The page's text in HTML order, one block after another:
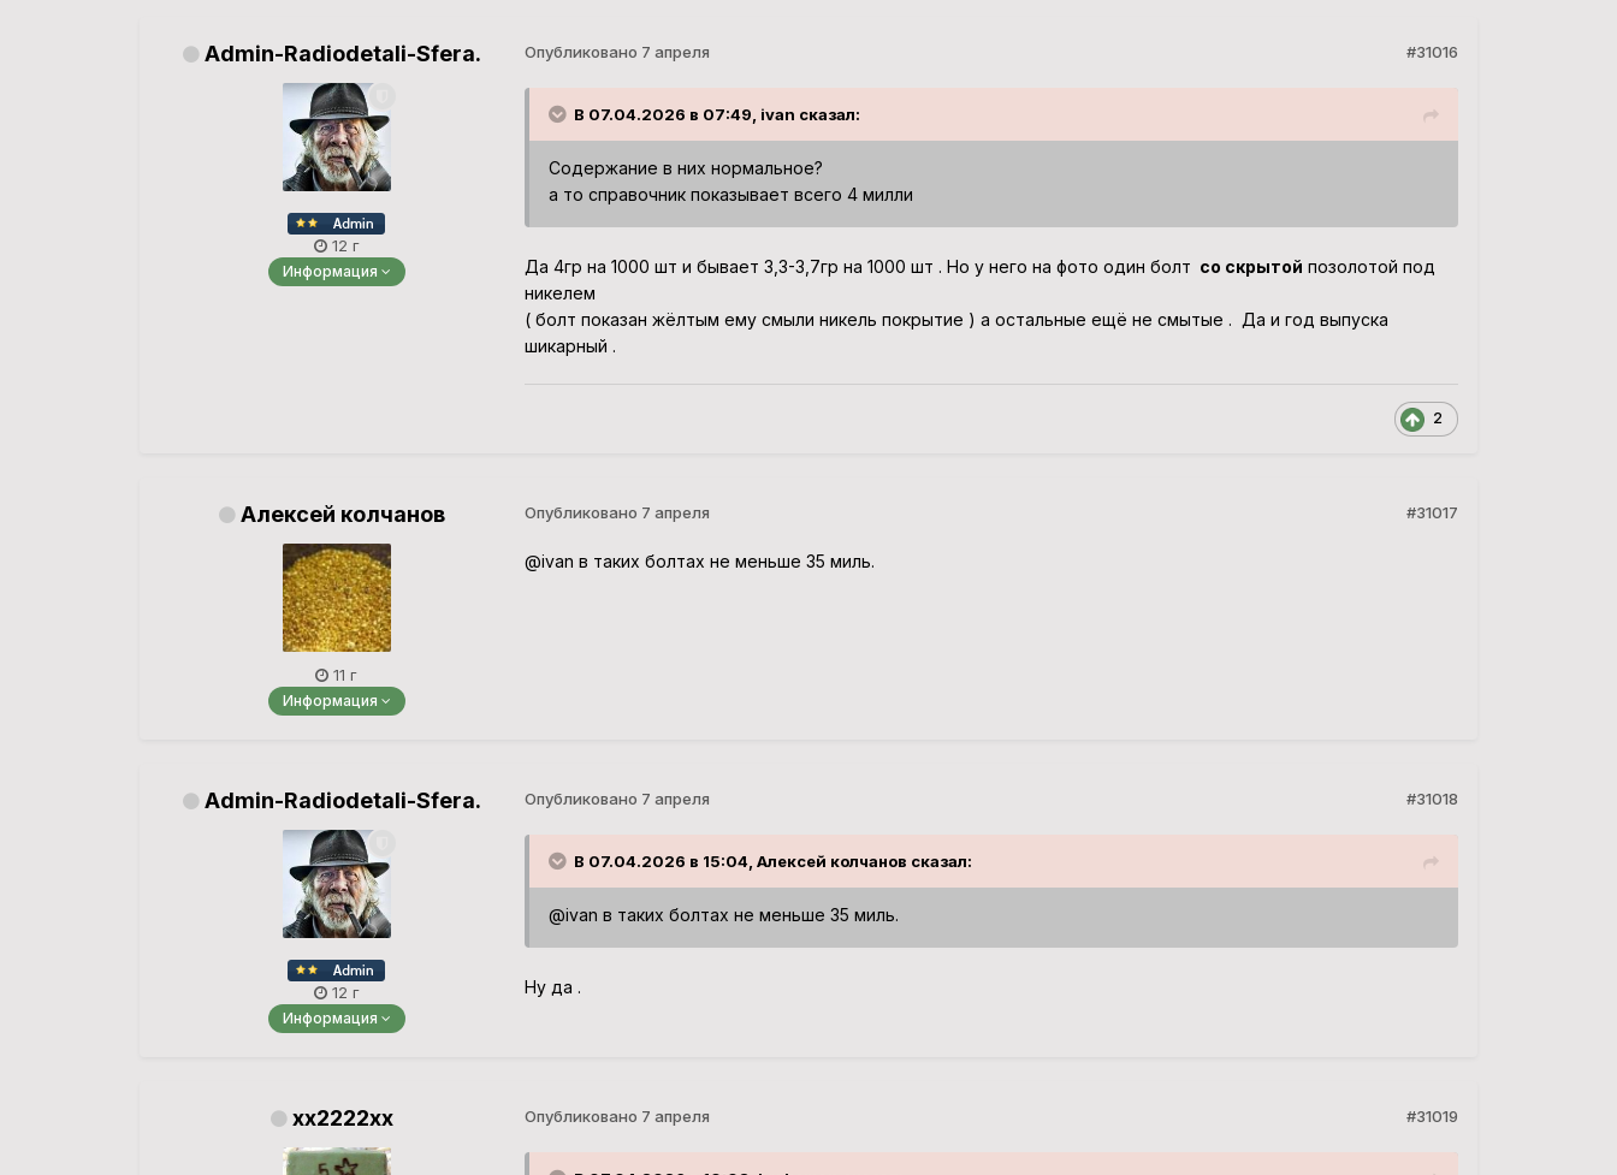
Admin-Radiodetali-Sfera.
12 г
Информация
#31016
Опубликовано 7 апреля
В 07.04.2026 в 07:49, ivan сказал:
Содержание в них нормальное?
а то справочник показывает всего 4 милли
Да 4гр на 1000 шт и бывает 3,3-3,7гр на 1000 шт . Но у него на фото один болт со скрытой позолотой под
никелем
( болт показан жёлтым ему смыли никель покрытие ) а остальные ещё не смытые . Да и год выпуска
шикарный .
2
Алексей колчанов
11 г
Информация
#31017
Опубликовано 7 апреля
@ivan в таких болтах не меньше 35 миль.
Admin-Radiodetali-Sfera.
12 г
Информация
#31018
Опубликовано 7 апреля
В 07.04.2026 в 15:04, Алексей колчанов сказал:
@ivan в таких болтах не меньше 35 миль.
Ну да .
xx2222xx #31019
Опубликовано 7 апреля